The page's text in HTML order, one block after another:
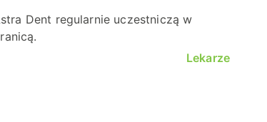
Dent regularnie uczestniczą w
Lekarze